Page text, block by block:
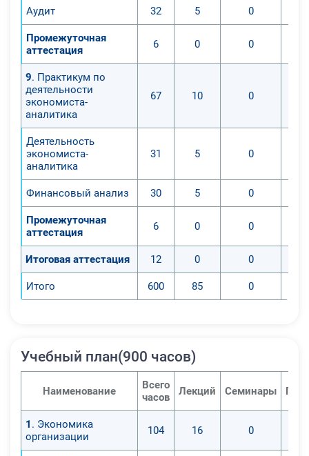
Аудит 32 5 0
Промежуточная
аттестация
6 0 0
9. Практикум по
деятельности
экономиста-
аналитика
67 10 0
Деятельность
экономиста-
аналитика
31 5 0
Финансовый анализ 30 5 0
Промежуточная
аттестация
6 0 0
Итоговая аттестация 12 0 0
Итого 600 85 0
Учебный план(900 часов)
Наименование
Всего
часов
Лекций Семинары
1 . Экономика
организации
104 16 0